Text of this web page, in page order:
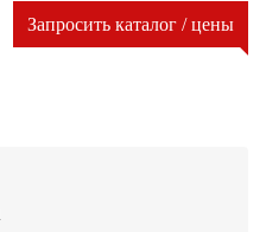
Запросить каталог / цены